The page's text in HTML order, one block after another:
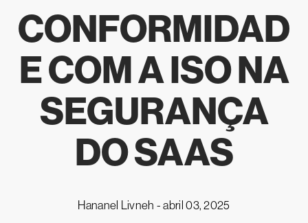
CONFORMIDAD
E COM A ISO NA
SEGURANÇA
DO SAAS
Hananel Livneh -abril 03, 2025